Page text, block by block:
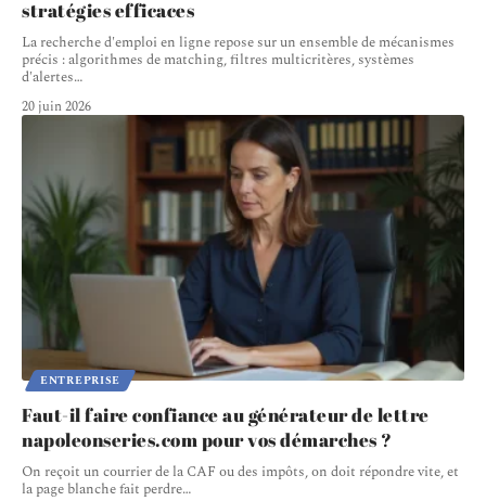
stratégies efficaces
La recherche d'emploi en ligne repose sur un ensemble de mécanismes
précis : algorithmes de matching, filtres multicritères, systèmes
d'alertes…
20 juin 2026
ENTREPRISE
Faut-il faire confiance au générateur de lettre
napoleonseries.com pour vos démarches ?
On reçoit un courrier de la CAF ou des impôts, on doit répondre vite, et
la page blanche fait perdre…